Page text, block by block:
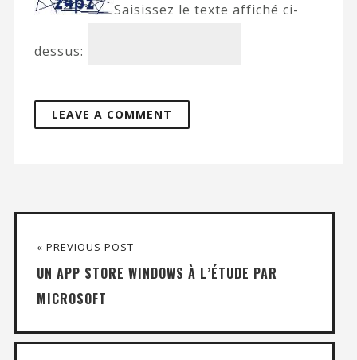
Saisissez le texte affiché ci-
dessus:
« PREVIOUS POST
UN APP STORE WINDOWS À L’ÉTUDE PAR
MICROSOFT